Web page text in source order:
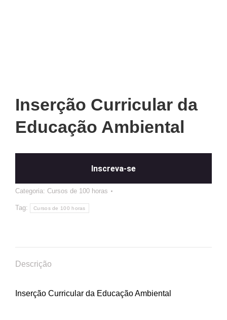
Inserção Curricular da
Educação Ambiental
Inscreva-se
Categoria: Cursos de 100 horas
Tag: Cursos de 100 horas
Descrição
Inserção Curricular da Educação Ambiental